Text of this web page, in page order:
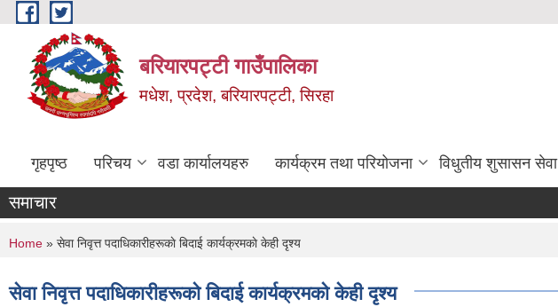
Skip to main content
बरियारपट्टी गाउँपालिका
मधेश, प्रदेश, बरियारपट्टी, सिरहा
गृहपृष्ठ परिचय वडा कार्यालयहरु कार्यक्रम तथा परियोजना विधुतीय शुसासन सेवा
समाचार
You are here
Home » सेवा निवृत्त पदाधिकारीहरूकाे बिदाई कार्यक्रमकाे केही दृश्य
सेवा निवृत्त पदाधिकारीहरूकाे बिदाई कार्यक्रमकाे केही दृश्य